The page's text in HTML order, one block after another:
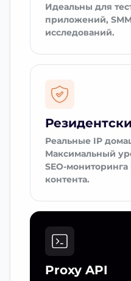
Идеальны для
приложений,
исследований.
Реальные IP
Максимальный
SEO-
контента.
Proxy API